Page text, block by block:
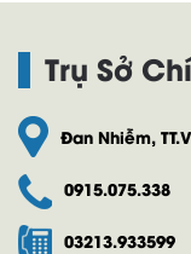
Trụ Sở
Đan Nhiễm,
0915.075.338
03213.933599